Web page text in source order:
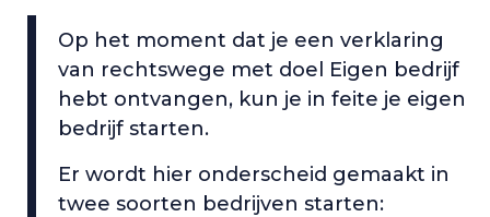
Op het moment dat je een verklaring
van rechtswege met doel Eigen bedrijf
hebt ontvangen, kun je in feite je eigen
bedrijf starten.
Er wordt hier onderscheid gemaakt in
twee soorten bedrijven starten: